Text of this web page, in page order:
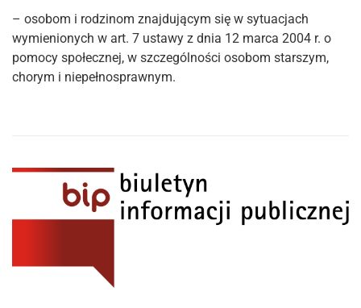
– osobom i rodzinom znajdującym się w sytuacjach
wymienionych w art. 7 ustawy z dnia 12 marca 2004 r. o
pomocy społecznej, w szczególności osobom starszym,
chorym i niepełnosprawnym.